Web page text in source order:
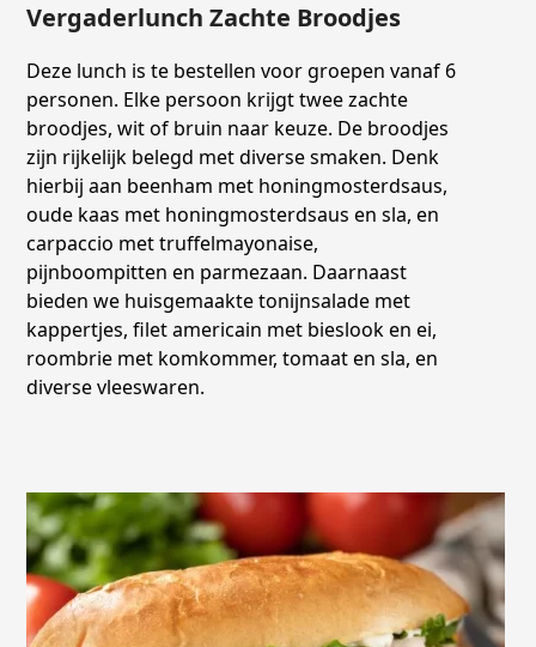
Vergaderlunch Zachte Broodjes
Deze lunch is te bestellen voor groepen vanaf 6
personen. Elke persoon krijgt twee zachte
broodjes, wit of bruin naar keuze. De broodjes
zijn rijkelijk belegd met diverse smaken. Denk
hierbij aan beenham met honingmosterdsaus,
oude kaas met honingmosterdsaus en sla, en
carpaccio met truffelmayonaise,
pijnboompitten en parmezaan. Daarnaast
bieden we huisgemaakte tonijnsalade met
kappertjes, filet americain met bieslook en ei,
roombrie met komkommer, tomaat en sla, en
diverse vleeswaren.